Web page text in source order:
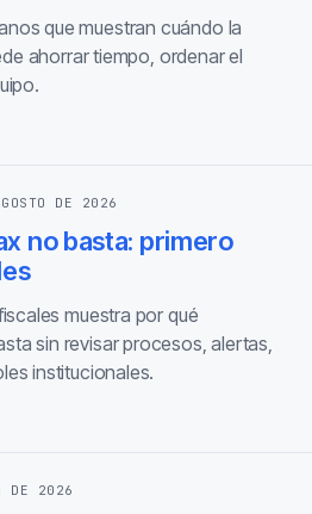
que muestran cuándo la
ahorrar tiempo, ordenar el
DE 2026
no basta: primero
muestra por qué
sin revisar procesos, alertas,
institucionales.
DE 2026